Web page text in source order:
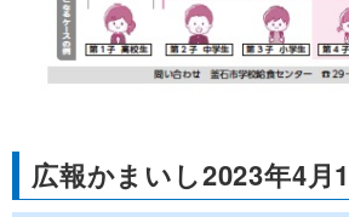
広報かまいし2023年4月